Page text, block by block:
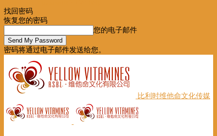
找回密码
恢复您的密码
您的电子邮件
密码将通过电子邮件发送给您。
比利时维他命文化传媒